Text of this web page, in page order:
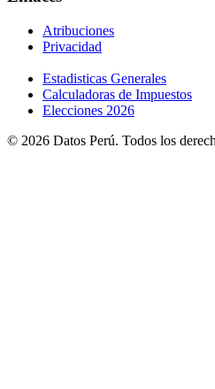
Atribuciones
Privacidad
Estadisticas Generales
Calculadoras de Impuestos
Elecciones 2026
© 2026 Datos Perú. Todos los